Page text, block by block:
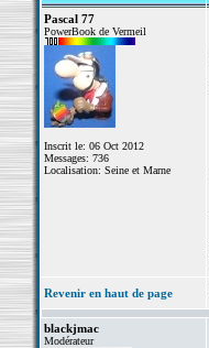
Pascal 77
PowerBook de Vermeil
Inscrit le: 06 Oct 2012
Messages: 736
Localisation: Seine et Marne
Revenir en haut de page
blackjmac
Modérateur